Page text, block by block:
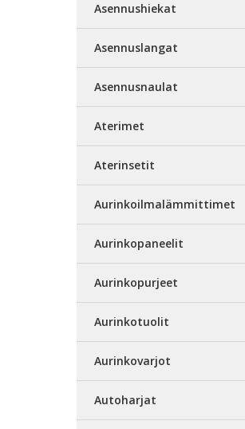
Asennushiekat
Asennuslangat
Asennusnaulat
Aterimet
Aterinsetit
Aurinkoilmalämmittimet
Aurinkopaneelit
Aurinkopurjeet
Aurinkotuolit
Aurinkovarjot
Autoharjat